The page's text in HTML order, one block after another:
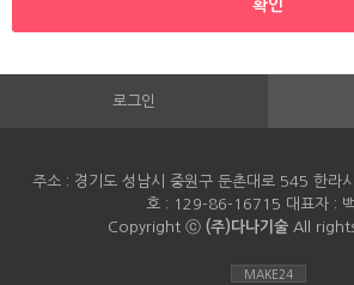
로그인
주소 : 경기도 성남시 중원구 둔촌대로 545 한라
호 : 129-86-16715 대표자 :
Copyright ⓒ (주)다나기술All rights
MAKE24